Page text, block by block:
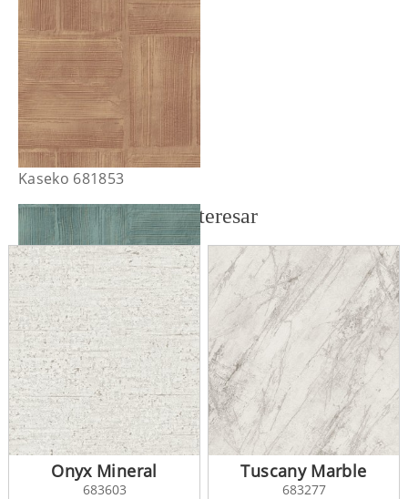
Kaseko 681853
Kaseko 681854
También te puede interesar
Onyx Mineral
683603
Tuscany Marble
683277